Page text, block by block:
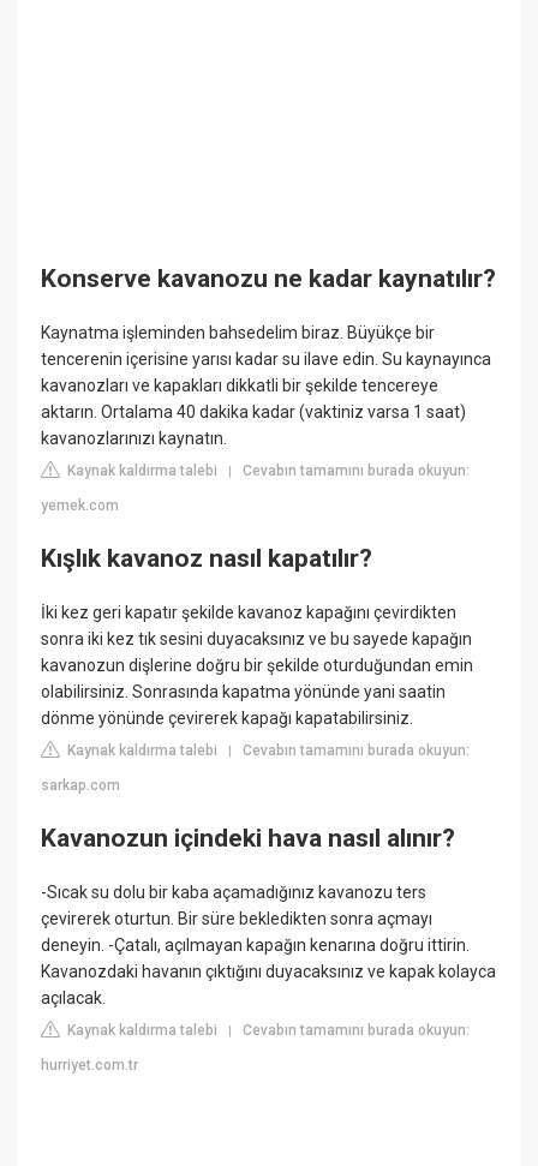
Konserve kavanozu ne kadar kaynatılır?
Kaynatma işleminden bahsedelim biraz. Büyükçe bir
tencerenin içerisine yarısı kadar su ilave edin. Su kaynayınca
kavanozları ve kapakları dikkatli bir şekilde tencereye
aktarın. Ortalama 40 dakika kadar (vaktiniz varsa 1 saat)
kavanozlarınızı kaynatın.
Kaynak kaldırma talebi |Cevabın tamamını burada okuyun:
yemek.com
Kışlık kavanoz nasıl kapatılır?
İki kez geri kapatır şekilde kavanoz kapağını çevirdikten
sonra iki kez tık sesini duyacaksınız ve bu sayede kapağın
kavanozun dişlerine doğru bir şekilde oturduğundan emin
olabilirsiniz. Sonrasında kapatma yönünde yani saatin
dönme yönünde çevirerek kapağı kapatabilirsiniz.
Kaynak kaldırma talebi |Cevabın tamamını burada okuyun:
sarkap.com
Kavanozun içindeki hava nasıl alınır?
-Sıcak su dolu bir kaba açamadığınız kavanozu ters
çevirerek oturtun. Bir süre bekledikten sonra açmayı
deneyin. -Çatalı, açılmayan kapağın kenarına doğru ittirin.
Kavanozdaki havanın çıktığını duyacaksınız ve kapak kolayca
açılacak.
Kaynak kaldırma talebi |Cevabın tamamını burada okuyun:
hurriyet.com.tr